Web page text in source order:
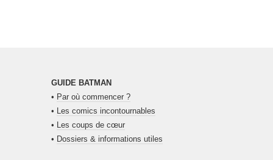
GUIDE BATMAN
• Par où commencer ?
• Les comics incontournables
• Les coups de cœur
• Dossiers & informations utiles